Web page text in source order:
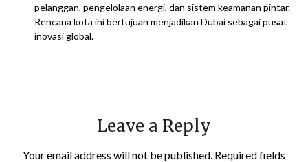
pelanggan, pengelolaan energi, dan sistem keamanan pintar.
Rencana kota ini bertujuan menjadikan Dubai sebagai pusat
inovasi global.
Leave a Reply
Your email address will not be published. Required fields